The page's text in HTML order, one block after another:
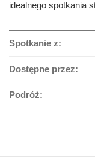
idealnego spotkania
Spotkanie z:
Dostępne przez:
Podróż: